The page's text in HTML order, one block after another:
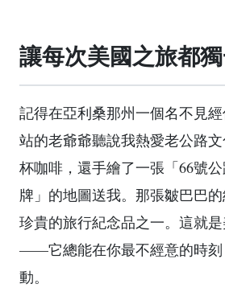
讓每次美國之旅都
記得在亞利桑那州一個名不見
站的老爺爺聽說我熱愛老公路
杯咖啡，還手繪了一張「66號
牌」的地圖送我。那張皺巴巴
珍貴的旅行紀念品之一。這就
——它總能在你最不經意的時刻
動。